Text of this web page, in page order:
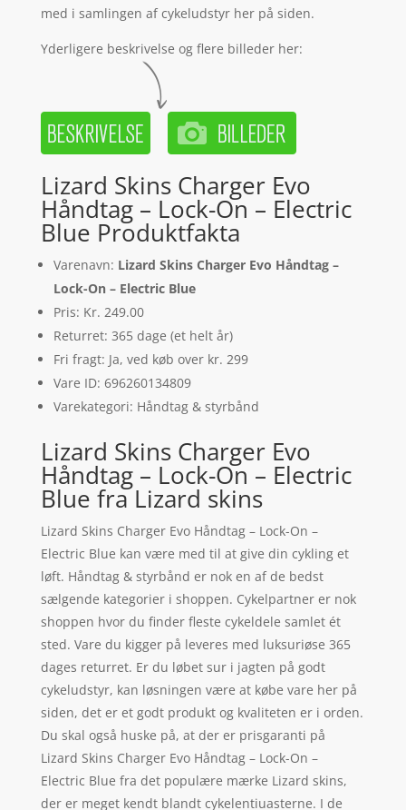
med i samlingen af cykeludstyr her på siden.
Yderligere beskrivelse og flere billeder her:
Lizard Skins Charger Evo
Håndtag – Lock-On – Electric
Blue Produktfakta
Varenavn: Lizard Skins Charger Evo Håndtag –
Lock-On – Electric Blue
Pris: Kr. 249.00
Returret: 365 dage (et helt år)
Fri fragt: Ja, ved køb over kr. 299
Vare ID: 696260134809
Varekategori: Håndtag & styrbånd
Lizard Skins Charger Evo
Håndtag – Lock-On – Electric
Blue fra Lizard skins
Lizard Skins Charger Evo Håndtag – Lock-On –
Electric Blue kan være med til at give din cykling et
løft. Håndtag & styrbånd er nok en af de bedst
sælgende kategorier i shoppen. Cykelpartner er nok
shoppen hvor du finder fleste cykeldele samlet ét
sted. Vare du kigger på leveres med luksuriøse 365
dages returret. Er du løbet sur i jagten på godt
cykeludstyr, kan løsningen være at købe vare her på
siden, det er et godt produkt og kvaliteten er i orden.
Du skal også huske på, at der er prisgaranti på
Lizard Skins Charger Evo Håndtag – Lock-On –
Electric Blue fra det populære mærke Lizard skins,
der er meget kendt blandt cykelentiuasterne. I de